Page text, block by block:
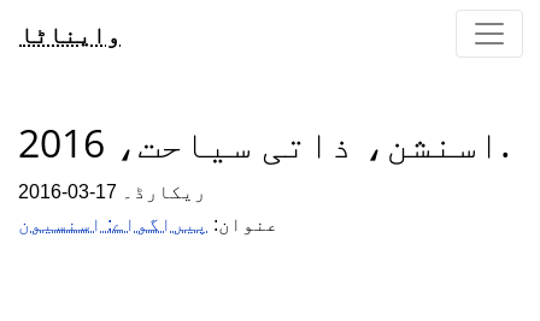
وایناٹا
اسنشن، ذاتی سیاحت، 2016.
2016-03-17 ریکارڈ۔
عنوان: پیراگواے: اسنسیون